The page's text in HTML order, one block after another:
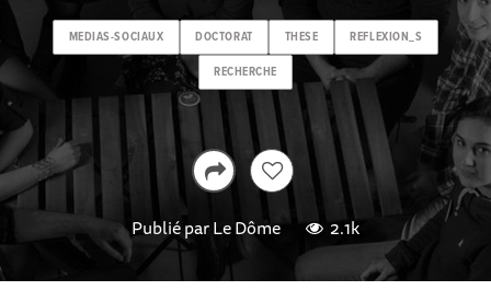
MEDIAS-SOCIAUX DOCTORAT THESE REFLEXION_S
RECHERCHE
Publié parLe Dôme 2.1k